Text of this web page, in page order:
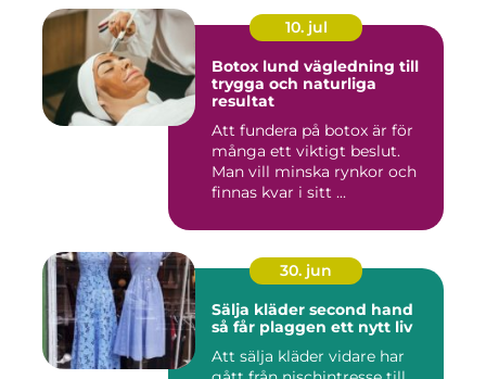
10. jul
Botox lund vägledning till
trygga och naturliga
resultat
Att fundera på botox är för
många ett viktigt beslut.
Man vill minska rynkor och
finnas kvar i sitt ...
30. jun
Sälja kläder second hand
så får plaggen ett nytt liv
Att sälja kläder vidare har